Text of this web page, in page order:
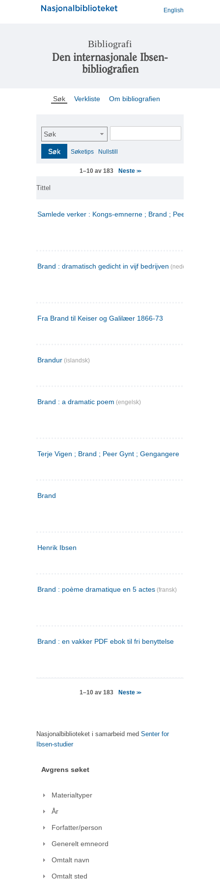
English
Bibliografi
Den internasjonale Ibsen-
bibliografien
Søk Verkliste Om bibliografien
Søk
Søk Søketips Nullstill
1–10 av 183 Neste >>
Tittel
Samlede verker : Kongs-emnerne ; Brand ; Peer Gynt. 2
Brand : dramatisch gedicht in vijf bedrijven (nederlandsk)
Fra Brand til Keiser og Galilæer 1866-73
Brandur (islandsk)
Brand : a dramatic poem (engelsk)
Terje Vigen ; Brand ; Peer Gynt ; Gengangere
Brand
Henrik Ibsen
Brand : poème dramatique en 5 actes (fransk)
Brand : en vakker PDF ebok til fri benyttelse
1–10 av 183 Neste >>
Nasjonalbiblioteket i samarbeid med Senter for
Ibsen-studier
Avgrens søket
Materialtyper
År
Forfatter/person
Generelt emneord
Omtalt navn
Omtalt sted